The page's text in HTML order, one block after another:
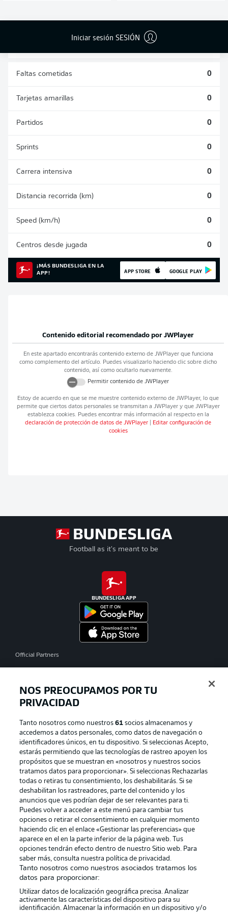
Iniciar sesión SESIÓN
DIVIDIDOS
0
AÉREOS
0
Faltas cometidas 0
Tarjetas amarillas 0
Partidos 0
Sprints 0
Carrera intensiva 0
Distancia recorrida (km) 0
Speed (km/h) 0
Centros desde jugada 0
¡MÁS BUNDESLIGA EN LA
APP!
APP STORE GOOGLE PLAY
Contenido editorial recomendado por JWPlayer
En este apartado encontrarás contenido externo de JWPlayerque funciona
como complemento del artículo. Puedes visualizarlo haciendo clic sobre dicho
contenido, así como ocultarlo nuevamente.
Permitir contenido de JWPlayer
Estoy de acuerdo en que se me muestre contenido externo de JWPlayer, lo que
permite que ciertos datos personales se transmitan a JWPlayery que JWPlayer
establezca cookies. Puedes encontrar más información al respecto en la
declaración de protección de datos de JWPlayer
Editar configuración de
cookies
Football as it's meant to be
BUNDESLIGA APP
Official Partners
Publicidad Aviso legal
Gestionar las preferencias Declaracion de privacidad
Canales Trabajos
Jugadores Condiciones de uso
Sello Editorial Contacto
NOS PREOCUPAMOS POR TU
PRIVACIDAD
Tanto nosotros como nuestros61 socios almacenamos y
accedemos a datos personales, como datos de navegación o
identificadores únicos, en tu dispositivo. Si seleccionas Acepto,
estarás permitiendo que las tecnologías de rastreo apoyen los
propósitos que se muestran en «nosotros y nuestros socios
tratamos datos para proporcionar». Si seleccionas Rechazarlas
todas o retiras tu consentimiento, los deshabilitarás. Si se
deshabilitan los rastreadores, parte del contenido y los
anuncios que ves podrían dejar de ser relevantes para ti.
Puedes volver a acceder a este menú para cambiar tus
opciones o retirar el consentimiento en cualquier momento
haciendo clic en el enlace «Gestionar las preferencias» que
aparece en el en la parte inferior de la página web. Tus
opciones tendrán efecto dentro de nuestro Sitio web. Para
saber más, consulta nuestra política de privacidad.
Tanto nosotros como nuestros asociados tratamos los
datos para proporcionar:
Utilizar datos de localización geográfica precisa. Analizar
activamente las características del dispositivo para su
identificación. Almacenar la información en un dispositivo y/o